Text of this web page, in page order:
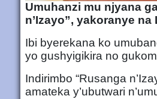
Umuhanzi mu njyana
n’Izayo”, yakoranye
Ibi byerekana ko
yo gushyigikira no
Indirimbo “Rusanga
amateka y’ubutwari